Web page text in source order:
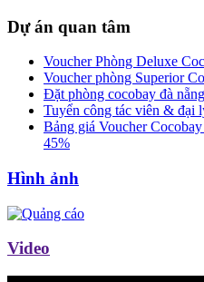
Dự án quan tâm
Voucher Phòng Deluxe
Voucher phòng Superior
Đặt phòng cocobay đà
Tuyển công tác viên & đại
Bảng giá Voucher
45%
Hình ảnh
Video